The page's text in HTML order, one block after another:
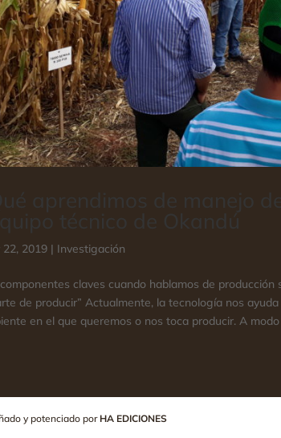
22, 2019 | Investigación
claves cuando hablamos de
de producir” Actualmente, la tecnología nos
en el que queremos o nos toca producir. A modo
y potenciado por HA EDICIONES